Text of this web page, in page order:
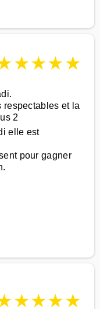
★★★★
respectables et la
2
elle est
pour gagner
★★★★